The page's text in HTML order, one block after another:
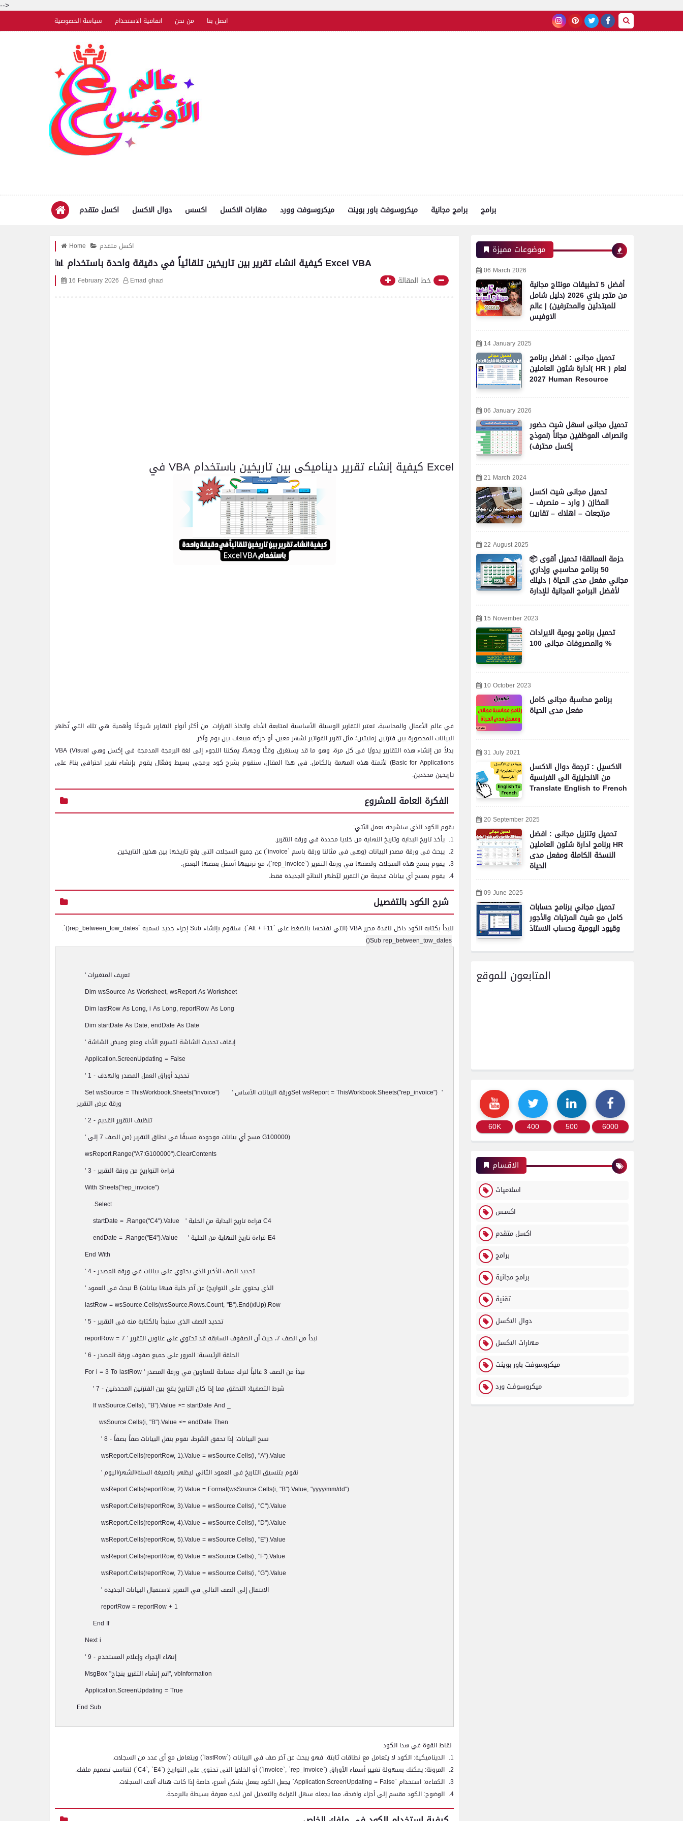
-->
سياسة الخصوصية اتفاقية الاستخدام من نحن اتصل بنا
اكسل متقدم دوال الاكسل اكسس مهارات الاكسل ميكروسوفت وورد ميكروسوفت باور بوينت برامج مجانية برامج
Home اكسل متقدم
📊 كيفية انشاء تقرير بين تاريخين تلقائياً في دقيقة واحدة باستخدام Excel VBA
16 February 2026 Emad ghazi خط المقالة
كيفية إنشاء تقرير ديناميكي بين تاريخين باستخدام VBA Excel
في عالم الأعمال والمحاسبة، تعتبر التقارير الوسيلة الأساسية لمتابعة الأداء واتخاذ القرارات. من أكثر أنواع التقارير شيوعًا وأهمية هي تلك التي تُظهر
البيانات المحصورة بين فترتين زمنيتين؛ مثل تقرير الفواتير لشهر معين، أو حركة مبيعات بين يوم وآخر.
بدلاً من إنشاء هذه التقارير يدويًا في كل مرة، وهو ما قد يستغرق وقتًا وجهدًا، يمكننا اللجوء إلى لغة البرمجة المدمجة في إكسل وهي VBA (Visual
Basic for Applications) لأتمتة هذه المهمة بالكامل. في هذا المقال، سنقوم بشرح كود برمجي بسيط وفعّال يقوم بإنشاء تقرير احترافي بناءً على
تاريخين محددين.
الفكرة العامة للمشروع
يقوم الكود الذي سنشرحه بعمل الآتي:
1. يأخذ تاريخ البداية وتاريخ النهاية من خلايا محددة في ورقة التقرير.
2. يبحث في ورقة مصدر البيانات (وهي في مثالنا ورقة باسم `invoice`) عن جميع السجلات التي يقع تاريخها بين هذين التاريخين.
3. يقوم بنسخ هذه السجلات ولصقها في ورقة التقرير (`rep_invoice`)، مع ترتيبها أسفل بعضها البعض.
4. يقوم بمسح أي بيانات قديمة من التقرير ليُظهر النتائج الجديدة فقط.
شرح الكود بالتفصيل
لنبدأ بكتابة الكود داخل نافذة محرر VBA(التي نفتحها بالضغط على `Alt + F11`). سنقوم بإنشاءSubإجراء جديد نسميه `rep_between_tow_dates
()`.
Sub rep_between_tow_dates()
'تعريف المتغيرات
Dim wsSource As Worksheet, wsReport As Worksheet
Dim lastRow As Long, i As Long, reportRow As Long
Dim startDate As Date, endDate As Date
'إيقاف تحديث الشاشة لتسريع الأداء ومنع وميض الشاشة
Application.ScreenUpdating = False
' 1 -تحديد أوراق العمل المصدر والهدف
Set wsSource = ThisWorkbook.Sheets("invoice") 'ورقة البيانات الأساسSet wsReport = ThisWorkbook.Sheets("rep_invoice") '
ورقة عرض التقرير
' 2 -تنظيف التقرير القديم
'
مسح أي بيانات موجودة مسبقًا في نطاق التقرير (من الصف 7 إلى G100000)
wsReport.Range("A7:G100000").ClearContents
' 3 - قراءة التواريخ من ورقة التقرير
With Sheets("rep_invoice")
.Select
startDate = .Range("C4").Value 'قراءة تاريخ البداية من الخلية C4
endDate = .Range("E4").Value 'قراءة تاريخ النهاية من الخلية E4
End With
' 4 - تحديد الصف الأخير الذي يحتوي على بيانات في ورقة المصدر
'نبحث في العمود B (الذي يحتوي على التواريخ) عن آخر خلية فيها بيانات
lastRow = wsSource.Cells(wsSource.Rows.Count, "B").End(xlUp).Row
' 5 - تحديد الصف الذي سنبدأ بالكتابة منه في التقرير
reportRow = 7 '
نبدأ من الصف 7، حيث أن الصفوف السابقة قد تحتوي على عناوين التقرير
' 6 - الحلقة الرئيسية: المرور على جميع صفوف ورقة المصدر
For i = 3 To lastRow '
نبدأ من الصف 3 غالباً لترك مساحة للعناوين في ورقة المصدر
' 7 -شرط التصفية: التحقق مما إذا كان التاريخ يقع بين الفترتين المحددتين
If wsSource.Cells(i, "B").Value >= startDate And _
wsSource.Cells(i, "B").Value <= endDate Then
' 8 -نسخ البيانات: إذا تحقق الشرط، نقوم بنقل البيانات صفاً بصفاً
wsReport.Cells(reportRow, 1).Value = wsSource.Cells(i, "A").Value
'نقوم بتنسيق التاريخ في العمود الثاني ليظهر بالصيغة السنة/الشهر/اليوم
wsReport.Cells(reportRow, 2).Value = Format(wsSource.Cells(i, "B").Value, "yyyy/mm/dd")
wsReport.Cells(reportRow, 3).Value = wsSource.Cells(i, "C").Value
wsReport.Cells(reportRow, 4).Value = wsSource.Cells(i, "D").Value
wsReport.Cells(reportRow, 5).Value = wsSource.Cells(i, "E").Value
wsReport.Cells(reportRow, 6).Value = wsSource.Cells(i, "F").Value
wsReport.Cells(reportRow, 7).Value = wsSource.Cells(i, "G").Value
'الانتقال إلى الصف التالي في التقرير لاستقبال البيانات الجديدة
reportRow = reportRow + 1
End If
Next i
' 9 -إنهاء الإجراء وإعلام المستخدم
MsgBox "تم إنشاء التقرير بنجاح!", vbInformation
Application.ScreenUpdating = True
End Sub
نقاط القوة في هذا الكود
1. الديناميكية: الكود لا يتعامل مع نطاقات ثابتة. فهو يبحث عن آخر صف في البيانات (`lastRow`) ويتعامل مع أي عدد من السجلات.
2. المرونة: يمكنك بسهولة تغيير أسماء الأوراق (`invoice`, `rep_invoice`) أو الخلايا التي تحتوي على التواريخ (`C4`, `E4`) لتناسب تصميم ملفك.
3. الكفاءة: استخدام `Application.ScreenUpdating = False` يجعل الكود يعمل بشكل أسرع، خاصة إذا كانت هناك آلاف السجلات.
4. الوضوح: الكود مقسم إلى أجزاء واضحة، مما يجعله سهل القراءة والتعديل لمن لديه معرفة بسيطة بالبرمجة.
موضوعات مميزة
06 March 2026
أفضل 5 تطبيقات مونتاج مجانية
من متجر بلاي 2026 (دليل شامل
للمبتدئين والمحترفين) | عالم
الاوفيس
14 January 2025
تحميل مجانى : افضل برنامج
ادارة شئون العاملين( HR ) لعام
2027 Human Resource
06 January 2026
تحميل مجانى اسهل شيت حضور
وانصراف الموظفين مجاناً (نموذج
إكسل محترف)
21 March 2024
تحميل مجانى شيت اكسل
المخازن ( وارد – منصرف –
مرتجعات – اهلاك – تقارير)
22 August 2025
📦 حزمة العمالقة! تحميل أقوى
50 برنامج محاسبي وإداري
مجاني مفعل مدى الحياة | دليلك
لأفضل البرامج المجانية للإدارة
15 November 2023
تحميل برنامج يومية الايرادات
والمصروفات مجانى 100 %
10 October 2023
برنامج محاسبة مجانى كامل
مفعل مدى الحياة
31 July 2021
الاكسيل : ترجمة دوال الاكسل
من الانجليزية الى الفرنسية
Translate English to French
20 September 2025
تحميل وتنزيل مجانى : افضل
برنامج ادارة شئون العاملين HR
النسخة الكاملة ومفعل مدى
الحياة
09 June 2025
تحميل مجاني برنامج حسابات
كامل مع شيت المرتبات والأجور
وقيود اليومية وحساب الاستاذ
المتابعون للموقع
60K 400 500 6000
الاقسام
اسلاميات
اكسس
اكسل متقدم
برامج
برامج مجانية
تقنية
دوال الاكسل
مهارات الاكسل
ميكروسوفت باور بوينت
ميكروسوفت ورد